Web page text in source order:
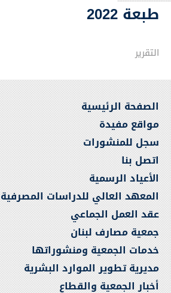
طبعة 2022
التقرير
الصفحة الرئيسية
مواقع مفيدة
سجل للمنشورات
اتصل بنا
الأعياد الرسمية
المعهد العالي للدراسات المصرفية
عقد العمل الجماعي
جمعية مصارف لبنان
خدمات الجمعية ومنشوراتها
مديرية تطوير الموارد البشرية
أخبار الجمعية والقطاع